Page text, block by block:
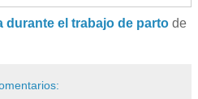
durante el trabajo de parto de